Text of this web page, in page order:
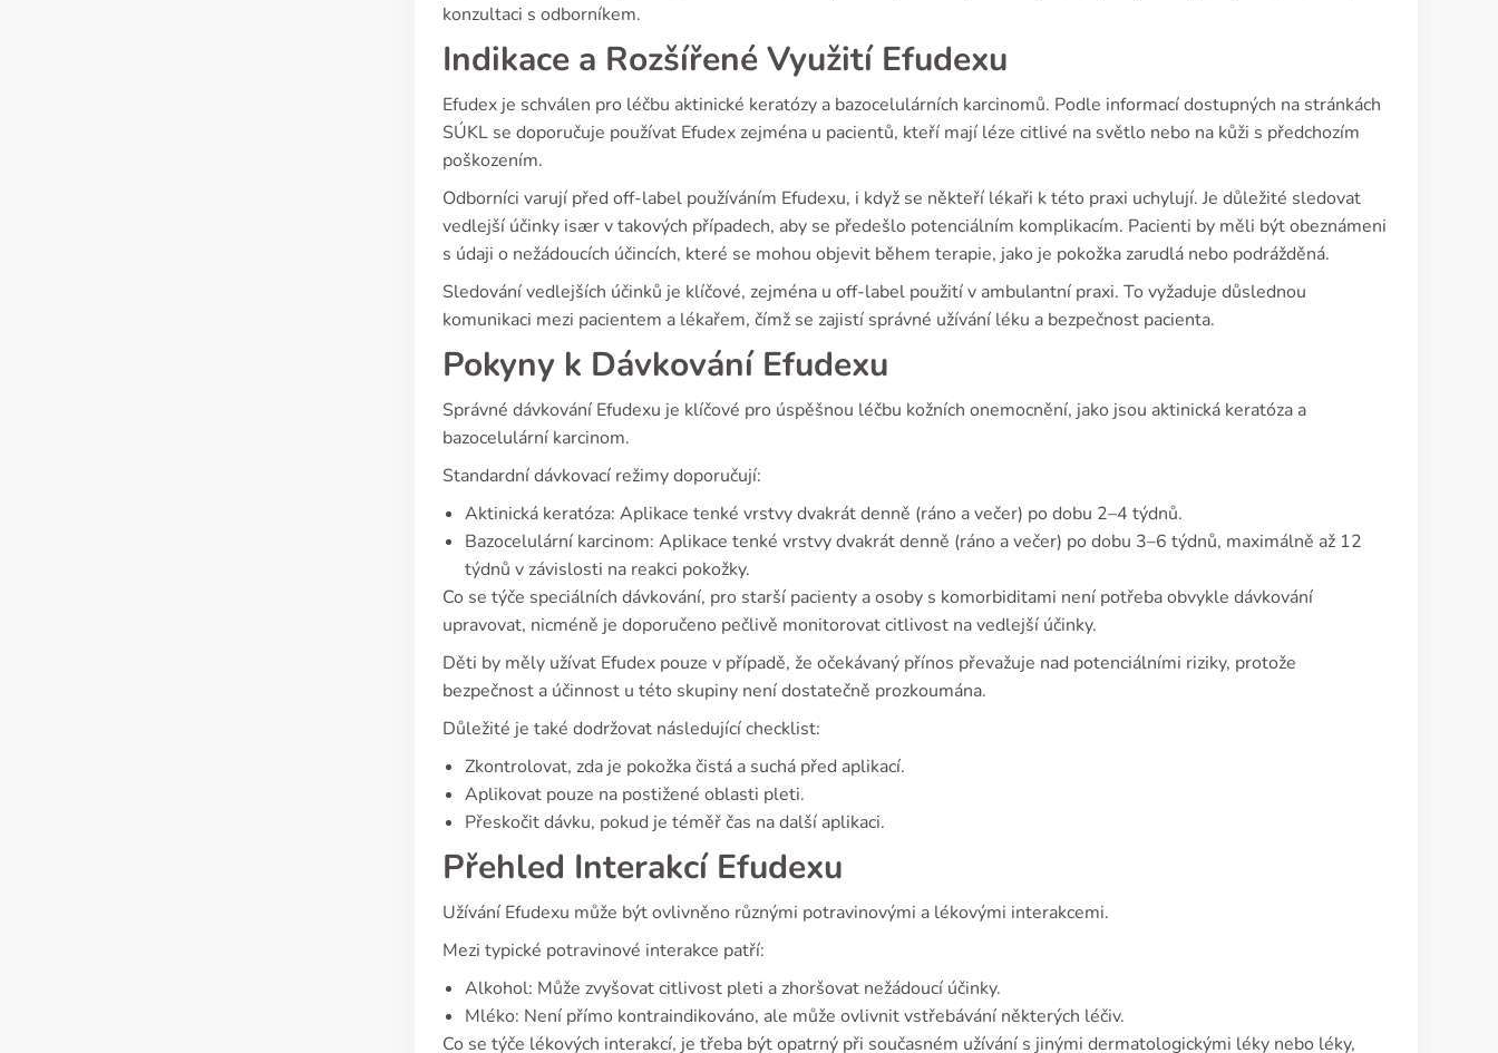
konzultaci s odborníkem.
Indikace a Rozšířené Využití Efudexu
Efudex je schválen pro léčbu aktinické keratózy a bazocelulárních karcinomů. Podle informací dostupných na stránkách
SÚKL se doporučuje používat Efudex zejména u pacientů, kteří mají léze citlivé na světlo nebo na kůži s předchozím
poškozením.
Odborníci varují před off-label používáním Efudexu, i když se někteří lékaři k této praxi uchylují. Je důležité sledovat
vedlejší účinky især v takových případech, aby se předešlo potenciálním komplikacím. Pacienti by měli být obeznámeni
s údaji o nežádoucích účincích, které se mohou objevit během terapie, jako je pokožka zarudlá nebo podrážděná.
Sledování vedlejších účinků je klíčové, zejména u off-label použití v ambulantní praxi. To vyžaduje důslednou
komunikaci mezi pacientem a lékařem, čímž se zajistí správné užívání léku a bezpečnost pacienta.
Pokyny k Dávkování Efudexu
Správné dávkování Efudexu je klíčové pro úspěšnou léčbu kožních onemocnění, jako jsou aktinická keratóza a
bazocelulární karcinom.
Standardní dávkovací režimy doporučují:
Aktinická keratóza: Aplikace tenké vrstvy dvakrát denně (ráno a večer) po dobu 2–4 týdnů.
Bazocelulární karcinom: Aplikace tenké vrstvy dvakrát denně (ráno a večer) po dobu 3–6 týdnů, maximálně až 12
týdnů v závislosti na reakci pokožky.
Co se týče speciálních dávkování, pro starší pacienty a osoby s komorbiditami není potřeba obvykle dávkování
upravovat, nicméně je doporučeno pečlivě monitorovat citlivost na vedlejší účinky.
Děti by měly užívat Efudex pouze v případě, že očekávaný přínos převažuje nad potenciálními riziky, protože
bezpečnost a účinnost u této skupiny není dostatečně prozkoumána.
Důležité je také dodržovat následující checklist:
Zkontrolovat, zda je pokožka čistá a suchá před aplikací.
Aplikovat pouze na postižené oblasti pleti.
Přeskočit dávku, pokud je téměř čas na další aplikaci.
Přehled Interakcí Efudexu
Užívání Efudexu může být ovlivněno různými potravinovými a lékovými interakcemi.
Mezi typické potravinové interakce patří:
Alkohol: Může zvyšovat citlivost pleti a zhoršovat nežádoucí účinky.
Mléko: Není přímo kontraindikováno, ale může ovlivnit vstřebávání některých léčiv.
Co se týče lékových interakcí, je třeba být opatrný při současném užívání s jinými dermatologickými léky nebo léky,